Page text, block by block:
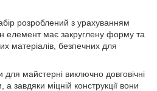
розроблений з урахуванням
елемент має закруглену форму та
матеріалів, безпечних для
для майстерні виключно довговічні
а завдяки міцній конструкції вони